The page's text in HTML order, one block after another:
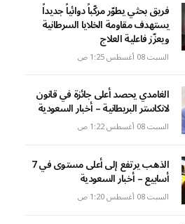
فريق بحثي يطوّر مركّباً دوائياً جديداً
يستهدف مقاومة الخلايا السرطانية
ويعزّز فاعلية العلاج
السبت 08 أغسطس 1:25 ص
الغامدي يحصد أعلى جائزة في قانون
لانكاستر البريطانية – أخبار السعودية
السبت 08 أغسطس 1:22 ص
الذهب يرتفع إلى أعلى مستوى في 7
أسابيع – أخبار السعودية
السبت 08 أغسطس 1:20 ص